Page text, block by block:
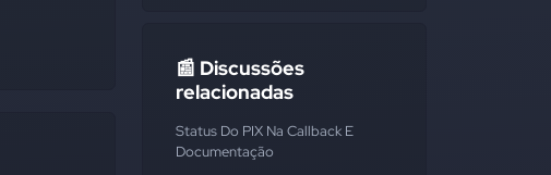
📰 Discussões
relacionadas
Status Do PIX Na Callback E
Documentação